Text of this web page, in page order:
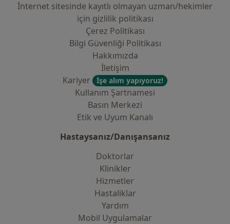
İnternet sitesinde kayıtlı olmayan uzman/hekimler
i̇çin gizlilik politikası
Çerez Politikası
Bilgi Güvenliği Politikası
Hakkımızda
İletişim
Kariyer
İşe alım yapıyoruz!
Kullanım Şartnamesi
Basın Merkezi
Etik ve Uyum Kanalı
Hastaysanız/Danışansanız
Doktorlar
Klinikler
Hizmetler
Hastaliklar
Yardım
Mobil Uygulamalar